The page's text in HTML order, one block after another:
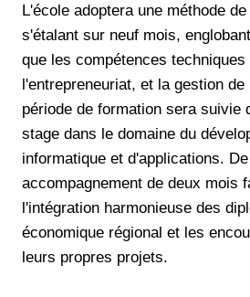
L'école adoptera une méthode
s'étalant sur neuf mois,
que les compétences
l'entrepreneuriat, et la gestion
période de formation sera suivie
stage dans le domaine du
informatique et d'applications.
accompagnement de deux mois
l'intégration harmonieuse des
économique régional et les
leurs propres projets.